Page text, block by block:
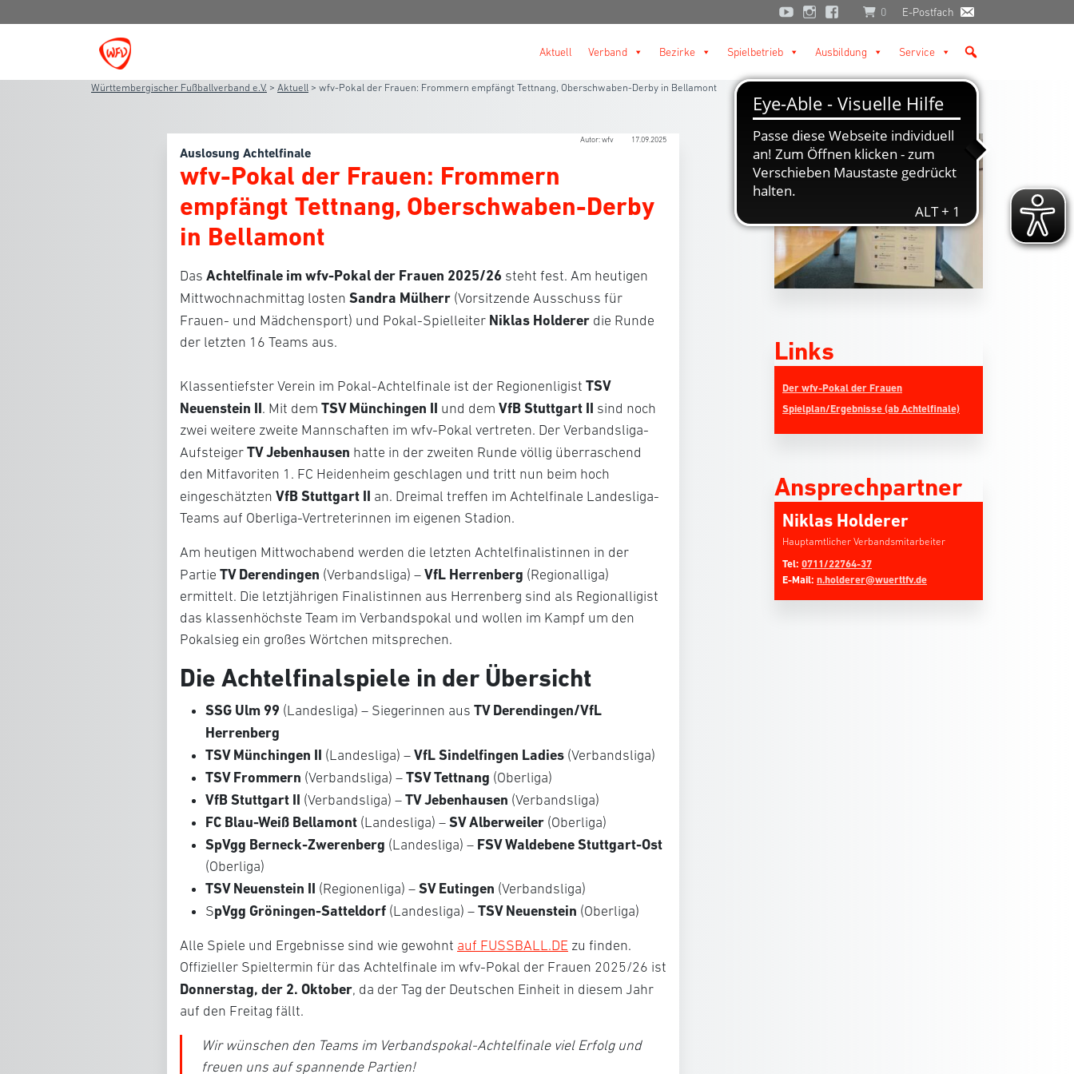
0 E-Postfach
Aktuell Verband Bezirke Spielbetrieb Ausbildung Service
Württembergischer Fußballverband e.V. > Aktuell > wfv-Pokal der Frauen: Frommern empfängt Tettnang, Oberschwaben-Derby in Bellamont
Autor: wfv 17.09.2025
Auslosung Achtelfinale
wfv-Pokal der Frauen: Frommern
empfängt Tettnang, Oberschwaben-Derby
in Bellamont
Das Achtelfinale im wfv-Pokal der Frauen 2025/26 steht fest. Am heutigen
Mittwochnachmittag losten Sandra Mülherr (Vorsitzende Ausschuss für
Frauen- und Mädchensport) und Pokal-Spielleiter Niklas Holderer die Runde
der letzten 16 Teams aus.
Klassentiefster Verein im Pokal-Achtelfinale ist der Regionenligist TSV
Neuenstein II. Mit dem TSV Münchingen II und dem VfB Stuttgart II sind noch
zwei weitere zweite Mannschaften im wfv-Pokal vertreten. Der Verbandsliga-
Aufsteiger TV Jebenhausen hatte in der zweiten Runde völlig überraschend
den Mitfavoriten 1. FC Heidenheim geschlagen und tritt nun beim hoch
eingeschätzten VfB Stuttgart II an. Dreimal treffen im Achtelfinale Landesliga-
Teams auf Oberliga-Vertreterinnen im eigenen Stadion.
Am heutigen Mittwochabend werden die letzten Achtelfinalistinnen in der
Partie TV Derendingen (Verbandsliga) – VfL Herrenberg (Regionalliga)
ermittelt. Die letztjährigen Finalistinnen aus Herrenberg sind als Regionalligist
das klassenhöchste Team im Verbandspokal und wollen im Kampf um den
Pokalsieg ein großes Wörtchen mitsprechen.
Die Achtelfinalspiele in der Übersicht
SSG Ulm 99 (Landesliga) – Siegerinnen aus TV Derendingen/VfL
Herrenberg
TSV Münchingen II (Landesliga) – VfL Sindelfingen Ladies (Verbandsliga)
TSV Frommern (Verbandsliga) – TSV Tettnang (Oberliga)
VfB Stuttgart II (Verbandsliga) – TV Jebenhausen (Verbandsliga)
FC Blau-Weiß Bellamont (Landesliga) – SV Alberweiler (Oberliga)
SpVgg Berneck-Zwerenberg (Landesliga) – FSV Waldebene Stuttgart-Ost
(Oberliga)
TSV Neuenstein II (Regionenliga) – SV Eutingen (Verbandsliga)
SpVgg Gröningen-Satteldorf (Landesliga) – TSV Neuenstein (Oberliga)
Alle Spiele und Ergebnisse sind wie gewohnt auf FUSSBALL.DE zu finden.
Offizieller Spieltermin für das Achtelfinale im wfv-Pokal der Frauen 2025/26 ist
Donnerstag, der 2. Oktober, da der Tag der Deutschen Einheit in diesem Jahr
auf den Freitag fällt.
Wir wünschen den Teams im Verbandspokal-Achtelfinale viel Erfolg und
freuen uns auf spannende Partien!
Links
Der wfv-Pokal der Frauen
Spielplan/Ergebnisse (ab Achtelfinale)
Ansprechpartner
Niklas Holderer
Hauptamtlicher Verbandsmitarbeiter
Tel: 0711/22764-37
E-Mail: n.holderer@wuerttfv.de